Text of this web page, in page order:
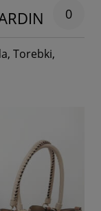
0
, Torebki,